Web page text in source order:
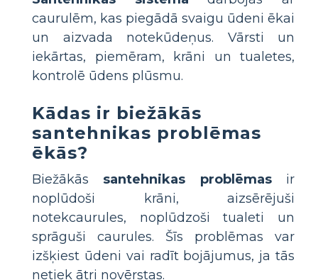
caurulēm, kas piegādā svaigu ūdeni ēkai
un aizvada notekūdeņus. Vārsti un
iekārtas, piemēram, krāni un tualetes,
kontrolē ūdens plūsmu.
Kādas ir biežākās
santehnikas problēmas
ēkās?
Biežākās santehnikas problēmasir
noplūdoši krāni, aizsērējuši
notekcaurules, noplūdzoši tualeti un
sprāguši caurules. Šīs problēmas var
izšķiest ūdeni vai radīt bojājumus, ja tās
netiek ātri novērstas.